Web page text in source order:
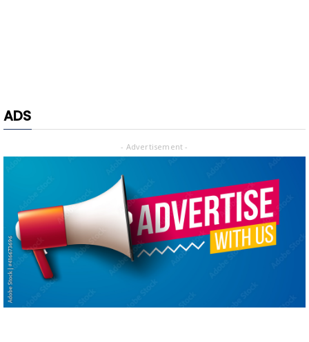
ADS
- Advertisement -